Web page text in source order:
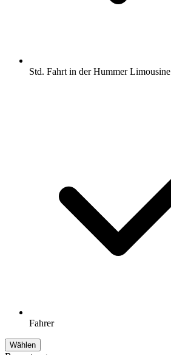
Std. Fahrt in der Hummer Limousine
Fahrer
Wählen